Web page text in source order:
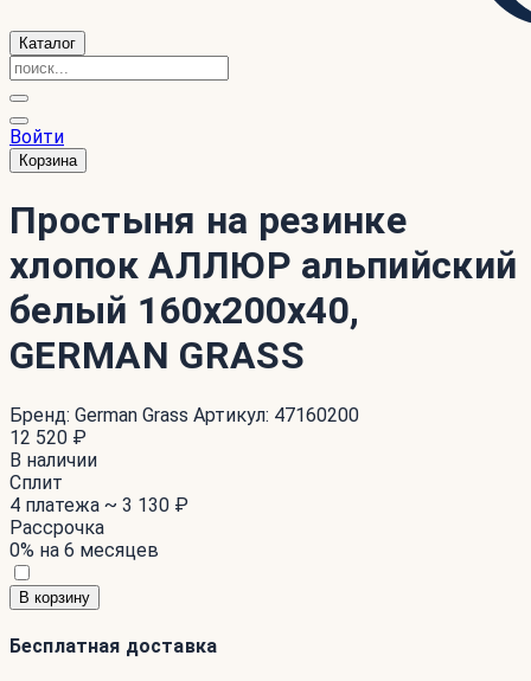
Каталог
Войти
Корзина
Простыня на резинке
хлопок АЛЛЮР альпийский
белый 160x200x40,
GERMAN GRASS
Бренд: German Grass Артикул: 47160200
12 520 ₽
В наличии
Сплит
4 платежа ~ 3 130 ₽
Рассрочка
0% на 6 месяцев
В корзину
Бесплатная доставка